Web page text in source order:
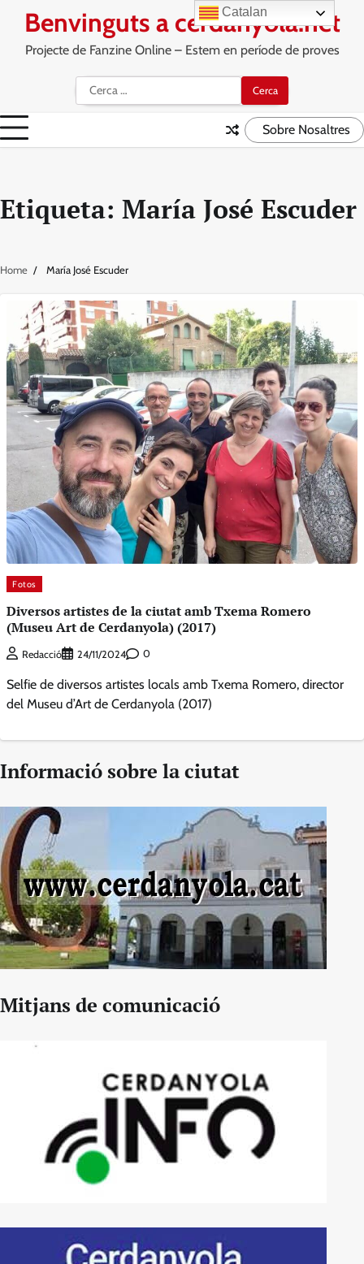
content
Benvinguts a cerdanyola.net
Projecte de Fanzine Online – Estem en període de proves
Cerca:
Sobre Nosaltres
Etiqueta: María José Escuder
Home María José Escuder
Fotos
Diversos artistes de la ciutat amb Txema Romero
(Museu Art de Cerdanyola) (2017)
Redacció 24/11/2024 0
Selfie de diversos artistes locals amb Txema Romero, director
del Museu d’Art de Cerdanyola (2017)
Informació sobre la ciutat
Mitjans de comunicació
Catalan